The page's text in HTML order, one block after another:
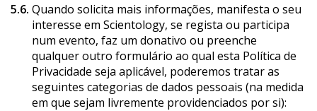
5.6. Quando solicita mais informações, manifesta o seu
interesse em Scientology, se regista ou participa
num evento, faz um donativo ou preenche
qualquer outro formulário ao qual esta Política de
Privacidade seja aplicável, poderemos tratar as
seguintes categorias de dados pessoais (na medida
em que sejam livremente providenciados por si):